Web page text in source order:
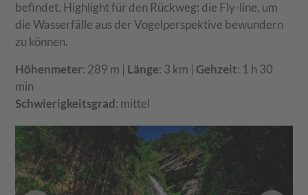
befindet. Highlight für den Rückweg: die Fly-line, um
die Wasserfälle aus der Vogelperspektive bewundern
zu können.
Höhenmeter: 289 m | Länge: 3 km | Gehzeit: 1 h 30
min
Schwierigkeitsgrad: mittel